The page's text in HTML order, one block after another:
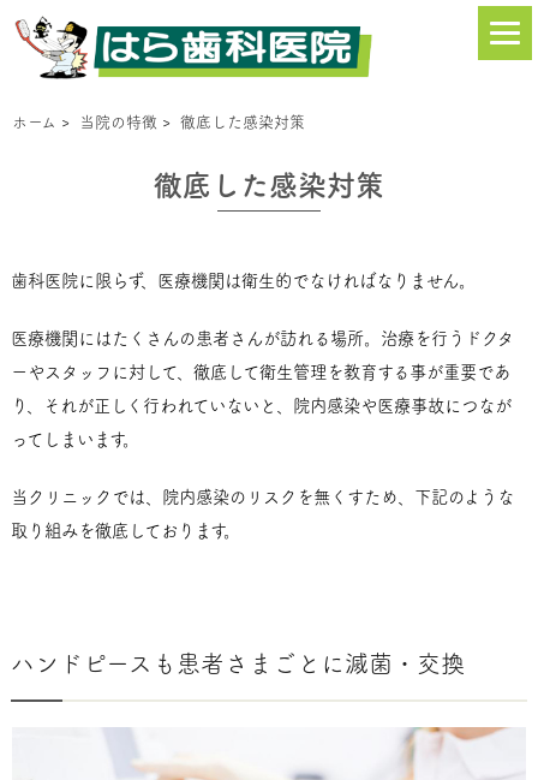
ホーム > 当院の特徴 > 徹底した感染対策
徹底した感染対策
歯科医院に限らず、医療機関は衛生的でなければなりません。
医療機関にはたくさんの患者さんが訪れる場所。治療を行うドクタ
ーやスタッフに対して、徹底して衛生管理を教育する事が重要であ
り、それが正しく行われていないと、院内感染や医療事故につなが
ってしまいます。
当クリニックでは、院内感染のリスクを無くすため、下記のような
取り組みを徹底しております。
ハンドピースも患者さまごとに滅菌・交換